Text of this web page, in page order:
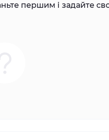
першим і задайте